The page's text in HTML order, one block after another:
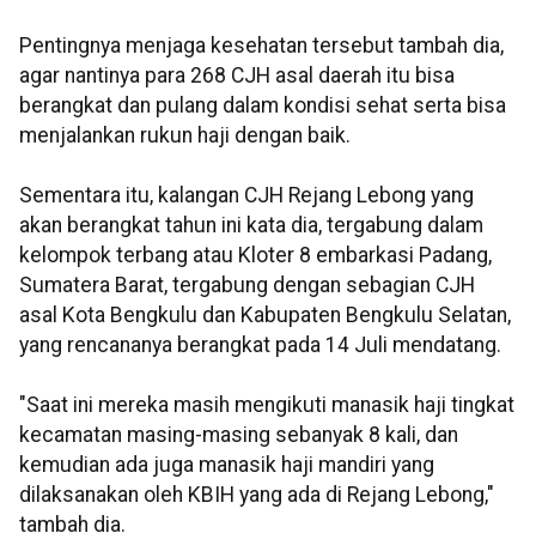
Pentingnya menjaga kesehatan tersebut tambah dia,
agar nantinya para 268 CJH asal daerah itu bisa
berangkat dan pulang dalam kondisi sehat serta bisa
menjalankan rukun haji dengan baik.
Sementara itu, kalangan CJH Rejang Lebong yang
akan berangkat tahun ini kata dia, tergabung dalam
kelompok terbang atau Kloter 8 embarkasi Padang,
Sumatera Barat, tergabung dengan sebagian CJH
asal Kota Bengkulu dan Kabupaten Bengkulu Selatan,
yang rencananya berangkat pada 14 Juli mendatang.
"Saat ini mereka masih mengikuti manasik haji tingkat
kecamatan masing-masing sebanyak 8 kali, dan
kemudian ada juga manasik haji mandiri yang
dilaksanakan oleh KBIH yang ada di Rejang Lebong,"
tambah dia.